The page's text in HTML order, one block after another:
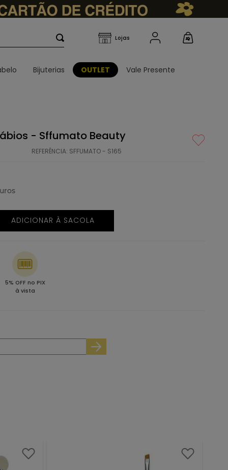
Bijuterias OUTLET Vale Presente
- Sffumato Beauty
REFERÊNCIA: SFFUMATO - S165
ADICIONAR À SACOLA
5% OFF no PIX
à vista